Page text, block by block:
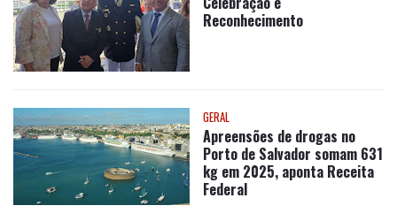
Reconhecimento
GERAL
Apreensões de drogas no
Porto de Salvador somam 631
kg em 2025, aponta Receita
Federal